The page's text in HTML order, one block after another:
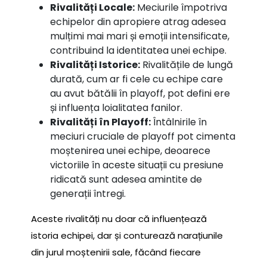
Rivalități Locale: Meciurile împotriva
echipelor din apropiere atrag adesea
mulțimi mai mari și emoții intensificate,
contribuind la identitatea unei echipe.
Rivalități Istorice: Rivalitățile de lungă
durată, cum ar fi cele cu echipe care
au avut bătălii în playoff, pot defini ere
și influența loialitatea fanilor.
Rivalități în Playoff:Întâlnirile în
meciuri cruciale de playoff pot cimenta
moștenirea unei echipe, deoarece
victoriile în aceste situații cu presiune
ridicată sunt adesea amintite de
generații întregi.
Aceste rivalități nu doar că influențează
istoria echipei, dar și conturează narațiunile
din jurul moștenirii sale, făcând fiecare